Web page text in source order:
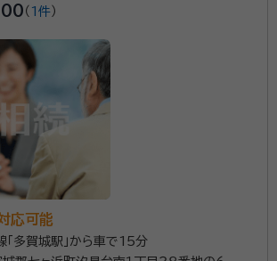
書士会
（ 1件 ）
応可能
「多賀城駅」から車で15分